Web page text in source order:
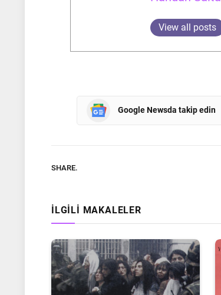
View all posts
Google Newsda takip edin
SHARE.
İLGILI MAKALELER